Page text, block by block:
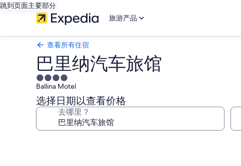
跳到页面主要部分
旅游产品
查看所有住宿
巴里纳汽车旅馆
4.0
星
住
宿
Ballina Motel
选择日期以查看价格
去哪里？